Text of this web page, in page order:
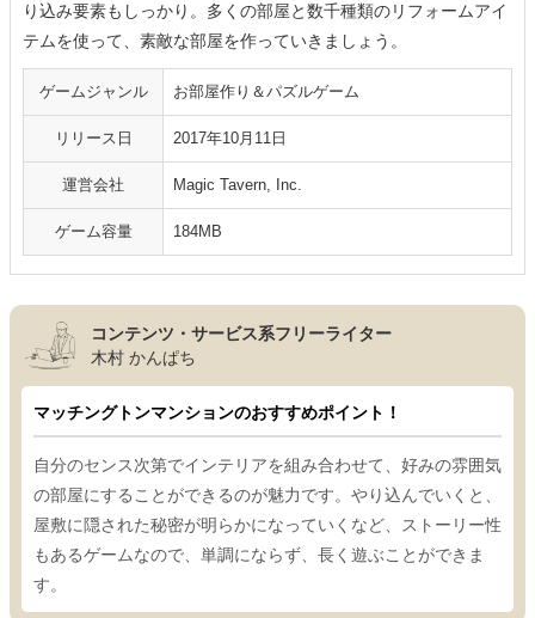
り込み要素もしっかり。多くの部屋と数千種類のリフォームアイ
テムを使って、素敵な部屋を作っていきましょう。
ゲームジャンル お部屋作り＆パズルゲーム
リリース日 2017年10月11日
運営会社 Magic Tavern, Inc.
ゲーム容量 184MB
コンテンツ・サービス系フリーライター
木村 かんぱち
マッチングトンマンションのおすすめポイント！
自分のセンス次第でインテリアを組み合わせて、好みの雰囲気
の部屋にすることができるのが魅力です。やり込んでいくと、
屋敷に隠された秘密が明らかになっていくなど、ストーリー性
もあるゲームなので、単調にならず、長く遊ぶことができま
す。